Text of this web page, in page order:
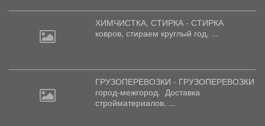
ХИМЧИСТКА, СТИРКА - СТИРКА
ковров, стираем круглый год, ...
ГРУЗОПЕРЕВОЗКИ - ГРУЗОПЕРЕВОЗКИ
город-межгород. Доставка
стройматериалов, ...